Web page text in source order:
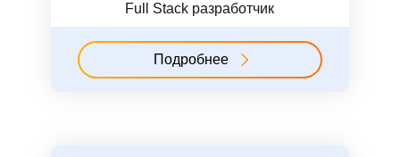
Full Stack разработчик
Подробнее